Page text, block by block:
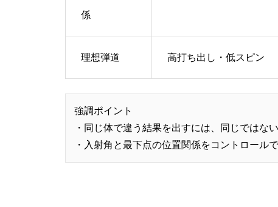
係
理想弾道 高打ち出し・低スピン
強調ポイント
・同じ体で違う結果を出すには、同じではな
・入射角と最下点の位置関係をコントロール